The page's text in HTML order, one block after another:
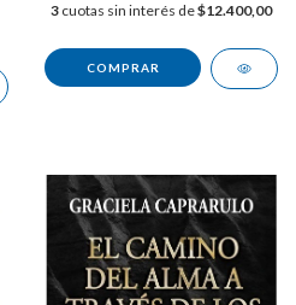
3 cuotas sin interés de$12.400,00